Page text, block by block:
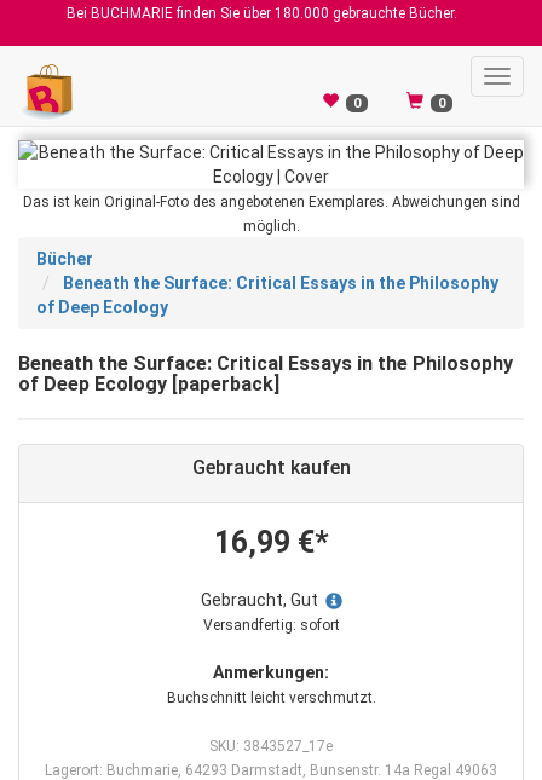
Bei BUCHMARIE finden Sie über 180.000 gebrauchte Bücher.
0 0
Das ist kein Original-Foto des angebotenen Exemplares. Abweichungen sind
möglich.
Bücher
Beneath the Surface: Critical Essays in the Philosophy
of Deep Ecology
Beneath the Surface: Critical Essays in the Philosophy
of Deep Ecology [paperback]
Gebraucht kaufen
16,99 €*
Gebraucht, Gut
Versandfertig: sofort
Anmerkungen:
Buchschnitt leicht verschmutzt.
SKU: 3843527_17e
Lagerort: Buchmarie, 64293 Darmstadt, Bunsenstr. 14a Regal 49063